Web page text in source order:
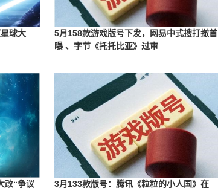
球大
5月158款游戏版号下发，网易中式搜打撤首
曝 、字节《托托比亚》过审
改“争议
3月133款版号：腾讯《粒粒的小人国》在